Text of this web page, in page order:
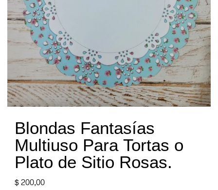
Blondas Fantasías
Multiuso Para Tortas o
Plato de Sitio Rosas.
$200,00